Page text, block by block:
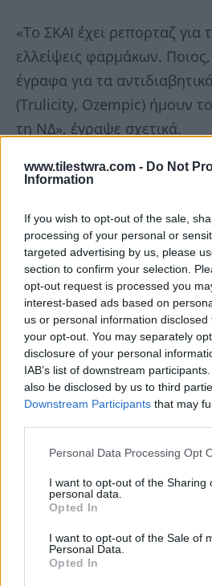
www.tilestwra.com - Do Not
Information
If you wish to opt-out of the sale,
processing of your personal or
targeted advertising by us, please
section to confirm your selection.
opt-out request is processed you
interest-based ads based on
us or personal information
your opt-out. You may separately
disclosure of your personal
IAB’s list of downstream
also be disclosed by us to third
Downstream Participants that may
Personal Data Processing Opt
I want to opt-out of the Sharing
personal data.
Opted In
I want to opt-out of the Sale of
Personal Data.
Opted In
«Το ΣΚΑΙ έχει ρεπορταζ για
ελλείψεις φαρμάκων.
έγραφα για τα
(Trulicity, Ozempic) ήμουν
τη ΝΔ», έγραψε σχετικά.
Δείτε παρακάτω το